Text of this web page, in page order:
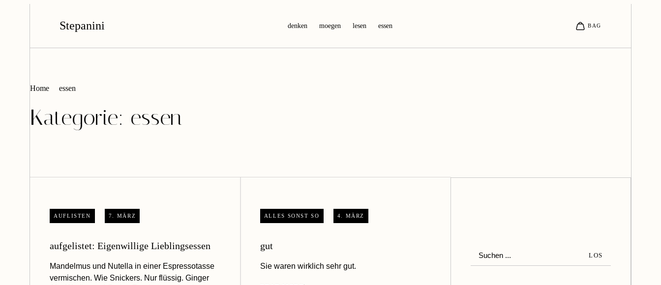
Stepanini denken moegen lesen essen
Home essen
Kategorie: essen
7. MÄRZ
AUFLISTEN
aufgelistet: Eigenwillige Lieblingsessen
Mandelmus und Nutella in einer Espressotasse
vermischen. Wie Snickers. Nur flüssig. Ginger
4. MÄRZ
ALLES SONST SO
gut
Sie waren wirklich sehr gut.
u
LOS